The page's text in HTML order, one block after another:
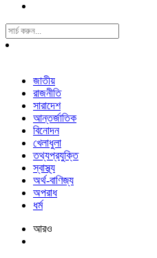
Search
For:
জাতীয়
রাজনীতি
সারাদেশ
আন্তর্জাতিক
বিনোদন
খেলাধুলা
তথ্যপ্রযুক্তি
স্বাস্থ্য
অর্থ-বাণিজ্য
অপরাধ
ধর্ম
আরও